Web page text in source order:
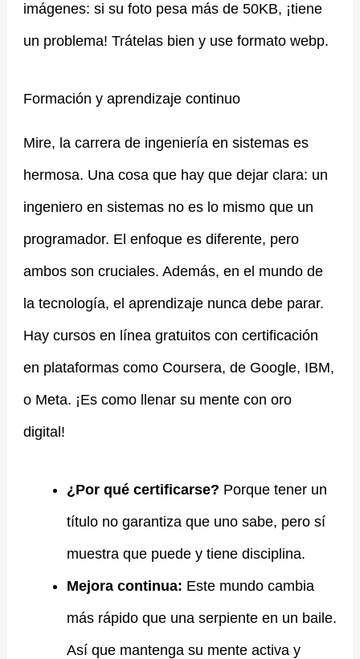
imágenes: si su foto pesa más de 50KB, ¡tiene
un problema! Trátelas bien y use formato webp. ️
Formación y aprendizaje continuo
Mire, la carrera de ingeniería en sistemas es
hermosa. Una cosa que hay que dejar clara: un
ingeniero en sistemas no es lo mismo que un
programador. El enfoque es diferente, pero
ambos son cruciales. Además, en el mundo de
la tecnología, el aprendizaje nunca debe parar.
Hay cursos en línea gratuitos con certificación
en plataformas como Coursera, de Google, IBM,
o Meta. ¡Es como llenar su mente con oro
digital!
¿Por qué certificarse? Porque tener un
título no garantiza que uno sabe, pero sí
muestra que puede y tiene disciplina.
Mejora continua: Este mundo cambia
más rápido que una serpiente en un baile.
Así que mantenga su mente activa y